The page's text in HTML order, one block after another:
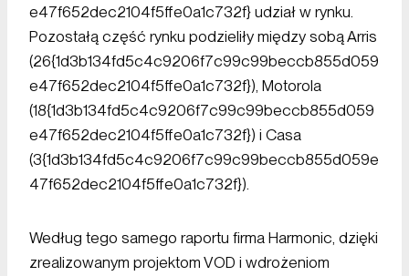
e47f652dec2104f5ffe0a1c732f} udział w rynku.
Pozostałą część rynku podzieliły między sobą Arris
(26{1d3b134fd5c4c9206f7c99c99beccb855d059
e47f652dec2104f5ffe0a1c732f}), Motorola
(18{1d3b134fd5c4c9206f7c99c99beccb855d059
e47f652dec2104f5ffe0a1c732f}) i Casa
(3{1d3b134fd5c4c9206f7c99c99beccb855d059e
47f652dec2104f5ffe0a1c732f}).
Według tego samego raportu firma Harmonic, dzięki
zrealizowanym projektom VOD i wdrożeniom